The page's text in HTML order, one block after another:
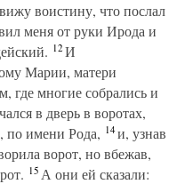
воистину, что послал
меня от руки Ирода и
12И
Марии, матери
где многие собрались и
в дверь в воротах,
по имени Рода, 14и, узнав
ворот, но вбежав,
15А они ей сказали: